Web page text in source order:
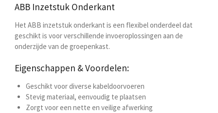
ABB Inzetstuk Onderkant
Het ABB inzetstuk onderkant is een flexibel onderdeel dat
geschikt is voor verschillende invoeroplossingen aan de
onderzijde van de groepenkast.
Eigenschappen & Voordelen:
Geschikt voor diverse kabeldoorvoeren
Stevig materiaal, eenvoudig te plaatsen
Zorgt voor een nette en veilige afwerking